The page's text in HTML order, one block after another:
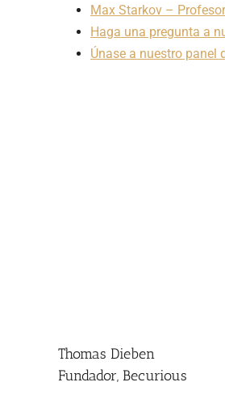
Max Starkov –
Haga una pregunta a
Únase a nuestro panel
Thomas Dieben
Fundador, Becurious